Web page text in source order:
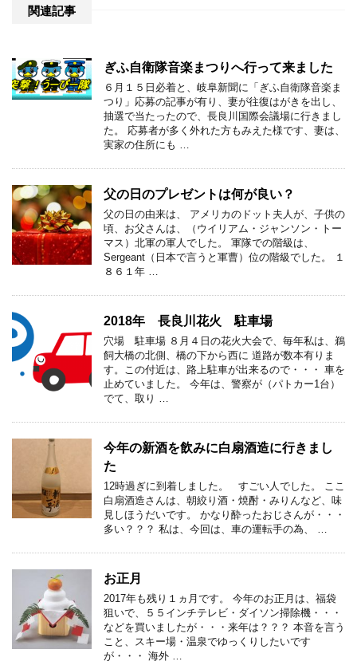
関連記事
ぎふ自衛隊音楽まつりへ行って来ました
６月１５日必着と、岐阜新聞に「ぎふ自衛隊音楽ま
つり」応募の記事が有り、妻が往復はがきを出し、
抽選で当たったので、長良川国際会議場に行きまし
た。 応募者が多く外れた方もみえた様です、妻は、
実家の住所にも …
父の日のプレゼントは何が良い？
父の日の由来は、 アメリカのドット夫人が、子供の
頃、お父さんは、（ウイリアム・ジャンソン・トー
マス）北軍の軍人でした。 軍隊での階級は、
Sergeant（日本で言うと軍曹）位の階級でした。 １
８６１年 …
2018年 長良川花火 駐車場
穴場 駐車場 ８月４日の花火大会で、毎年私は、鵜
飼大橋の北側、橋の下から西に 道路が数本有りま
す。この付近は、路上駐車が出来るので・・・ 車を
止めていました。 今年は、警察が（パトカー1台）
でて、取り …
今年の新酒を飲みに白扇酒造に行きまし
た
12時過ぎに到着しました。 すごい人でした。 ここ
白扇酒造さんは、朝絞り酒・焼酎・みりんなど、味
見しほうだいです。 かなり酔ったおじさんが・・・
多い？？？ 私は、今回は、車の運転手の為、 …
お正月
2017年も残り１ヵ月です。 今年のお正月は、福袋
狙いで、５５インチテレビ・ダイソン掃除機・・・
などを買いましたが・・・来年は？？？ 本音を言う
こと、スキー場・温泉でゆっくりしたいです
が・・・ 海外 …